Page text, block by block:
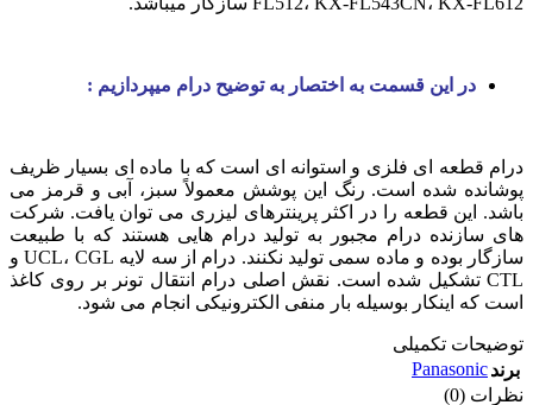
در این قسمت به اختصار به توضیح درام میپردازیم :
درام قطعه ای فلزی و استوانه ای است که با ماده ای بسیار ظریف
پوشانده شده است. رنگ این پوشش معمولاً سبز، آبی و قرمز می
باشد. این قطعه را در اکثر پرینترهای لیزری می توان یافت. شرکت
های سازنده درام مجبور به تولید درام هایی هستند که با طبیعت
سازگار بوده و ماده سمی تولید نکنند. درام از سه لایه UCL، CGL و
CTL تشکیل شده است. نقش اصلی درام انتقال تونر بر روی کاغذ
است که اینکار بوسیله بار منفی الکترونیکی انجام می شود.
توضیحات تکمیلی
برندPanasonic
نظرات (0)